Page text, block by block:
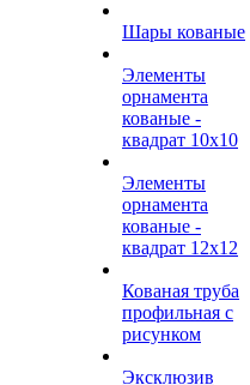
Шары кованые
Элементы
орнамента
кованые -
квадрат 10х10
Элементы
орнамента
кованые -
квадрат 12х12
Кованая труба
профильная с
рисунком
Эксклюзив